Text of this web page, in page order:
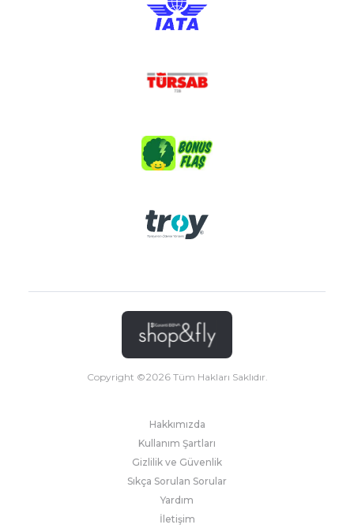
Copyright ©2026Tüm Hakları Saklıdır.
Hakkımızda
Kullanım Şartları
Gizlilik ve Güvenlik
Sıkça Sorulan Sorular
Yardım
İletişim